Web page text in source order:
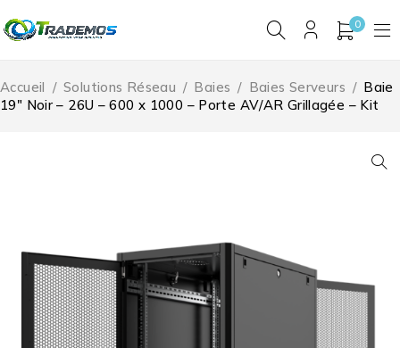
0
Accueil / Solutions Réseau / Baies / Baies Serveurs / Baie
19″ Noir – 26U – 600 x 1000 – Porte AV/AR Grillagée – Kit